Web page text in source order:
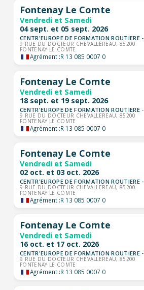
Fontenay Le Comte
Vendredi et Samedi
04 sept. et 05 sept. 2026
CENTR'EUROPE DE FORMATION ROUTIERE -
9 RUE DU DOCTEUR CHEVALLEREAU, 85200
FONTENAY LE COMTE
Agrément :R 13 085 0007 0
Fontenay Le Comte
Vendredi et Samedi
18 sept. et 19 sept. 2026
CENTR'EUROPE DE FORMATION ROUTIERE -
9 RUE DU DOCTEUR CHEVALLEREAU, 85200
FONTENAY LE COMTE
Agrément :R 13 085 0007 0
Fontenay Le Comte
Vendredi et Samedi
02 oct. et 03 oct. 2026
CENTR'EUROPE DE FORMATION ROUTIERE -
9 RUE DU DOCTEUR CHEVALLEREAU, 85200
FONTENAY LE COMTE
Agrément :R 13 085 0007 0
Fontenay Le Comte
Vendredi et Samedi
16 oct. et 17 oct. 2026
CENTR'EUROPE DE FORMATION ROUTIERE -
9 RUE DU DOCTEUR CHEVALLEREAU, 85200
FONTENAY LE COMTE
Agrément :R 13 085 0007 0